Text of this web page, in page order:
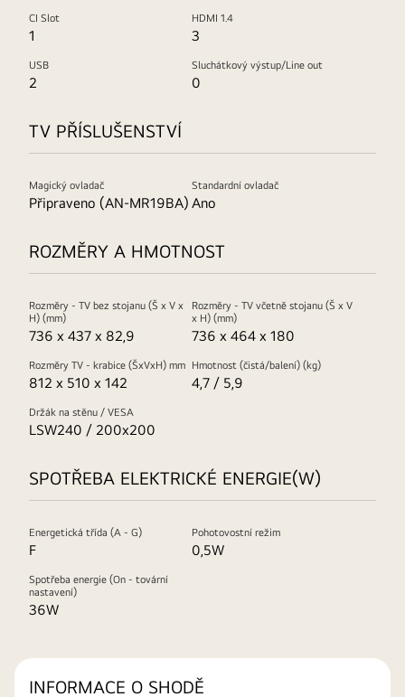
CI Slot
1
HDMI 1.4
3
USB
2
Sluchátkový výstup/Line out
0
TV PŘÍSLUŠENSTVÍ
Magický ovladač
Připraveno (AN-MR19BA)
Standardní ovladač
Ano
ROZMĚRY A HMOTNOST
Rozměry - TV bez stojanu (Š x V x
H) (mm)
736 x 437 x 82,9
Rozměry - TV včetně stojanu (Š x V
x H) (mm)
736 x 464 x 180
Rozměry TV - krabice (ŠxVxH) mm
812 x 510 x 142
Hmotnost (čistá/balení) (kg)
4,7 / 5,9
Držák na stěnu / VESA
LSW240 / 200x200
SPOTŘEBA ELEKTRICKÉ ENERGIE(W)
Energetická třída (A - G)
F
Pohotovostní režim
0,5W
Spotřeba energie (On - tovární
nastavení)
36W
INFORMACE O SHODĚ